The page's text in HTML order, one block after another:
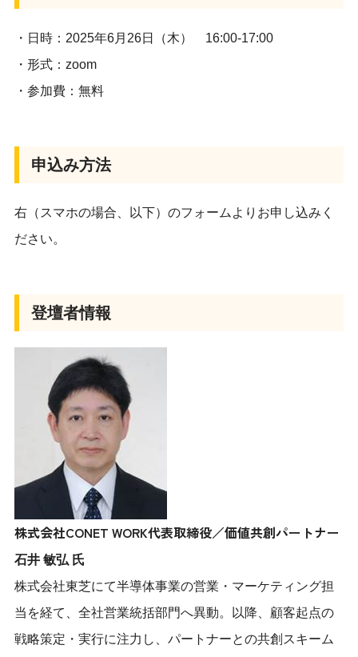
・日時：2025年6月26日（木） 16:00-17:00
・形式：zoom
・参加費：無料
申込み方法
右（スマホの場合、以下）のフォームよりお申し込みく
ださい。
登壇者情報
株式会社CONET WORK代表取締役／価値共創パートナー
石井 敏弘 氏
株式会社東芝にて半導体事業の営業・マーケティング担
当を経て、全社営業統括部門へ異動。以降、顧客起点の
戦略策定・実行に注力し、パートナーとの共創スキーム